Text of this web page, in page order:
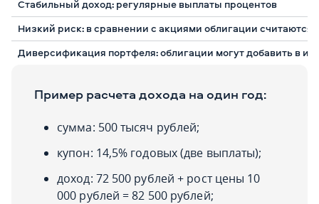
Стабильный доход: регулярные выплаты процентов
Низкий риск: в сравнении с акциями облигации
Диверсификация портфеля: облигации могут добавить в
Пример расчета дохода на один год:
сумма: 500 тысяч рублей;
купон: 14,5% годовых (две выплаты);
доход: 72 500 рублей + рост цены 10
000 рублей = 82 500 рублей;